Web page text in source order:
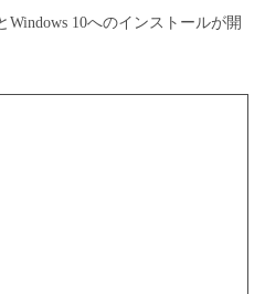
Windows 10へのインストールが開